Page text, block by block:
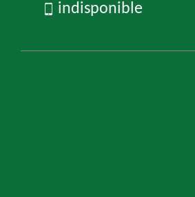
indisponible